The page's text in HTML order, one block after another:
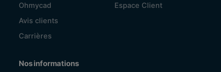
Ohmycad
Avis clients
Carrières
Espace Client
Nos informations